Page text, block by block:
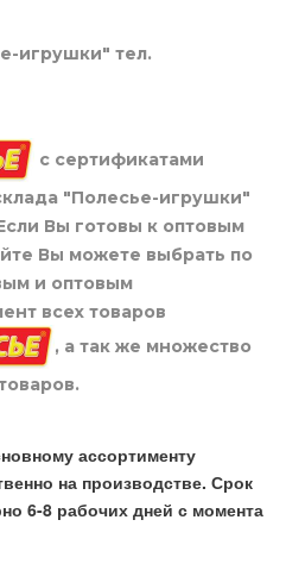
игрушки" тел.
с сертификатами
"Полесье-игрушки"
Вы готовы к оптовым
Вы можете выбрать по
и оптовым
всех товаров
, а так же множество
ассортименту
на производстве. Срок
6-8 рабочих дней с момента